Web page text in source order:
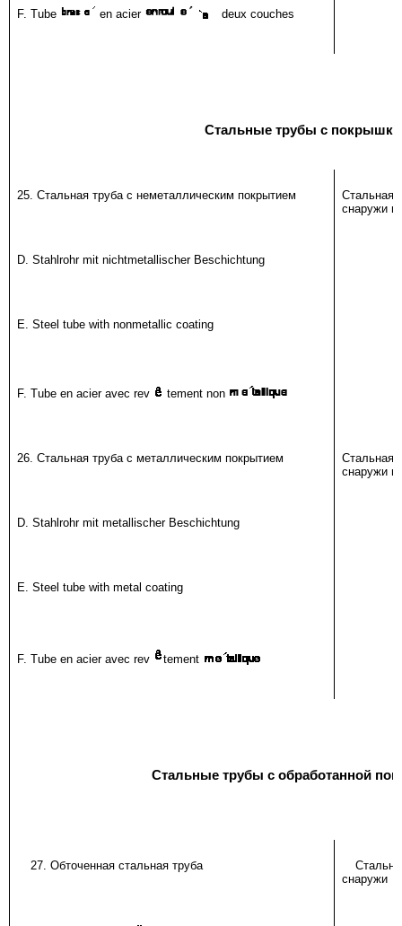
F. Tube en acier deux couches
Стальные трубы с
25. Стальная труба с неметаллическим покрытием
снаружи
D. Stahlrohr mit nichtmetallischer Beschichtung
E. Steel tube with nonmetallic coating
F. Tube en acier avec rev tement non
26. Стальная труба с металлическим покрытием
снаружи
D. Stahlrohr mit metallischer Beschichtung
E. Steel tube with metal coating
F. Tube en acier avec rev tement
Стальные трубы с обработанной
27. Обточенная стальная труба
снаружи